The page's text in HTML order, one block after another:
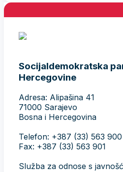
Socijaldemokratska
Hercegovine
Adresa: Alipašina 41
71000 Sarajevo
Bosna i Hercegovina
Telefon: +387 (33) 563 900
Fax: +387 (33) 563 901
Služba za odnose s